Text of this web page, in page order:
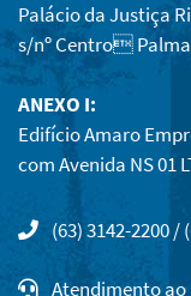
Palácio da Justiça
s/nº Centro
ANEXO I:
Edifício Amaro
com Avenida NS 01
(63) 3142-2200 /
Atendimento ao